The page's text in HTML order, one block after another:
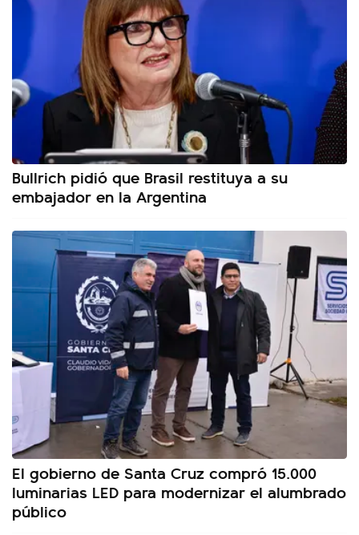
Bullrich pidió que Brasil restituya a su
embajador en la Argentina
El gobierno de Santa Cruz compró 15.000
luminarias LED para modernizar el alumbrado
público